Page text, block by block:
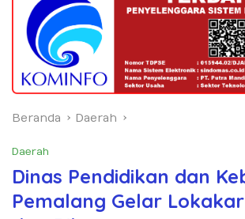
Beranda Daerah
Daerah
Dinas Pendidikan dan
Pemalang Gelar